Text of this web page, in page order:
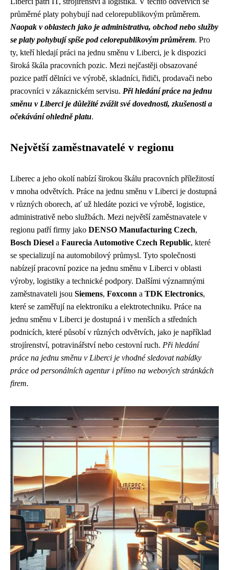
průměrné platy pohybují nad celorepublikovým průměrem.
Naopak v oblastech jako je administrativa, obchod nebo služby
se platy pohybují spíše pod celorepublikovým průměrem. Pro
ty, kteří hledají práci na jednu směnu v Liberci, je k dispozici
široká škála pracovních pozic. Mezi nejčastěji obsazované
pozice patří dělníci ve výrobě, skladníci, řidiči, prodavači nebo
pracovníci v zákaznickém servisu. Při hledání práce na jednu
směnu v Liberci je důležité zvážit své dovednosti, zkušenosti a
očekávání ohledně platu.
Největší zaměstnavatelé v regionu
Liberec a jeho okolí nabízí širokou škálu pracovních příležitostí
v mnoha odvětvích. Práce na jednu směnu v Liberci je dostupná
v různých oborech, ať už hledáte pozici ve výrobě, logistice,
administrativě nebo službách. Mezi největší zaměstnavatele v
regionu patří firmy jako DENSO Manufacturing Czech,
Bosch Diesel a Faurecia Automotive Czech Republic, které
se specializují na automobilový průmysl. Tyto společnosti
nabízejí pracovní pozice na jednu směnu v Liberci v oblasti
výroby, logistiky a technické podpory. Dalšími významnými
zaměstnavateli jsou Siemens, Foxconn a TDK Electronics,
které se zaměřují na elektroniku a elektrotechniku. Práce na
jednu směnu v Liberci je dostupná i v menších a středních
podnicích, které působí v různých odvětvích, jako je například
strojírenství, potravinářství nebo cestovní ruch. Při hledání
práce na jednu směnu v Liberci je vhodné sledovat nabídky
práce od personálních agentur i přímo na webových stránkách
firem.